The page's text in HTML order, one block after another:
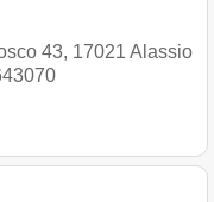
43, 17021 Alassio